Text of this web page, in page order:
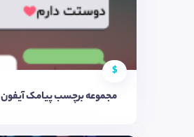
$
مجموعه برچسب پیامک آیفون